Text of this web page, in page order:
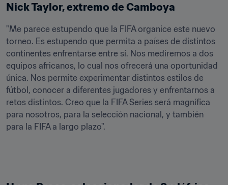
Nick Taylor, extremo de Camboya
"Me parece estupendo que la FIFA organice este nuevo
torneo. Es estupendo que permita a países de distintos
continentes enfrentarse entre sí. Nos mediremos a dos
equipos africanos, lo cual nos ofrecerá una oportunidad
única. Nos permite experimentar distintos estilos de
fútbol, conocer a diferentes jugadores y enfrentarnos a
retos distintos. Creo que la FIFA Series será magnífica
para nosotros, para la selección nacional, y también
para la FIFA a largo plazo".